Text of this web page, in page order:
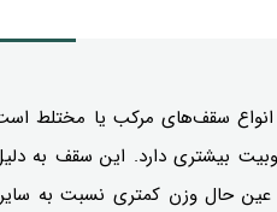
سقف‌های مرکب یا مختلط
بیشتری دارد. این سقف به
عین حال وزن کمتری نسبت به